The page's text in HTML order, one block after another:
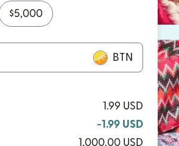
$5,000
BTN
1.99 USD
-1.99 USD
1,000.00 USD